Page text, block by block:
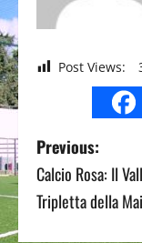
Post Views:
P
o
Previous:
Calcio Rosa: Il
Tripletta della